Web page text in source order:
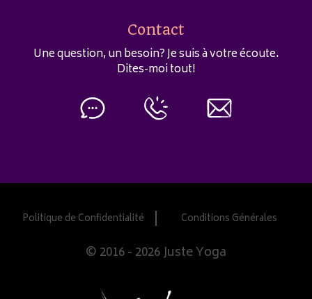
Contact
Une question, un besoin? Je suis à votre écoute.
Dites-moi tout!
Politique de Confidentialité Conditions Générales
© 2016 - 2026 Juste Yoga